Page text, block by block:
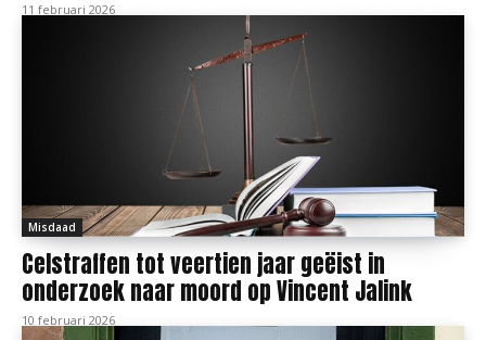
11 februari 2026
Misdaad
Celstraffen tot veertien jaar geëist in
onderzoek naar moord op Vincent Jalink
10 februari 2026